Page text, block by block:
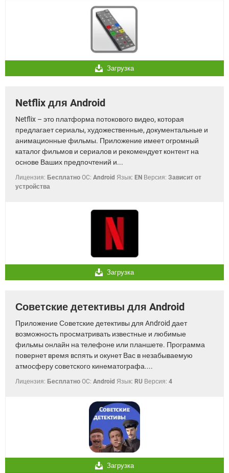
Загрузка
Netflix для Android
Netflix – это платформа потокового видео, которая
предлагает сериалы, художественные, документальные и
анимационные фильмы. Приложение имеет огромный
каталог фильмов и сериалов и рекомендует контент на
основе Ваших предпочтений и...
Лицензия: Бесплатно OC: Android Язык: EN Версия: Зависит от
устройства
Загрузка
Советские детективы для Android
Приложение Советские детективы для Android дает
возможность просматривать известные и любимые
фильмы онлайн на телефоне или планшете. Программа
повернет время вспять и окунет Вас в незабываемую
атмосферу советского кинематографа....
Лицензия: Бесплатно OC: Android Язык: RU Версия: 4
Загрузка